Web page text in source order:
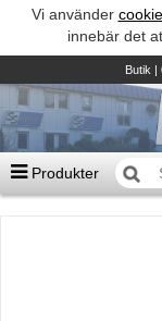
Vi använder
innebär det
Butik|
Produkter